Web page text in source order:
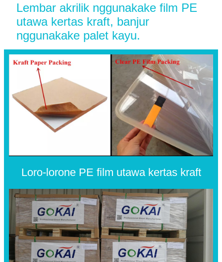
Lembar akrilik nggunakake film PE
utawa kertas kraft, banjur
nggunakake palet kayu.
Loro-lorone PE film utawa kertas kraft